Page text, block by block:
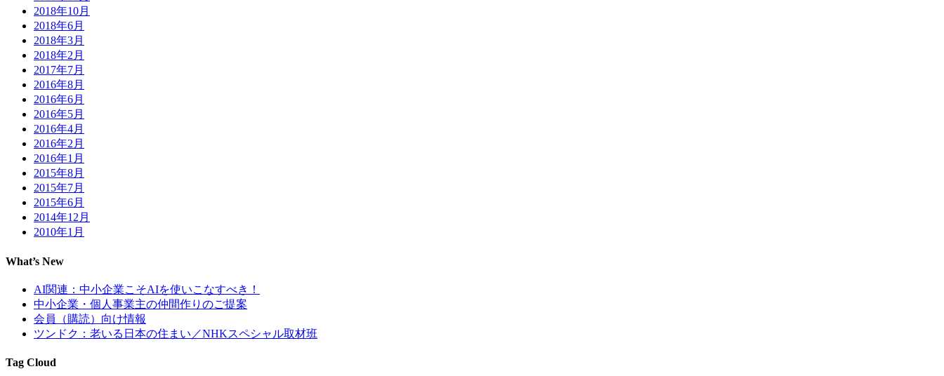
2018年10月
2018年6月
2018年3月
2018年2月
2017年7月
2016年8月
2016年6月
2016年5月
2016年4月
2016年2月
2016年1月
2015年8月
2015年7月
2015年6月
2014年12月
2010年1月
What’s New
AI関連：中小企業こそAIを使いこなすべき！
中小企業・個人事業主の仲間作りのご提案
会員（購読）向け情報
ツンドク：老いる日本の住まい／NHKスペシャル取材班
Tag Cloud